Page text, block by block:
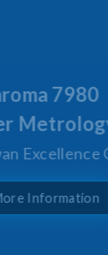
Optics
for